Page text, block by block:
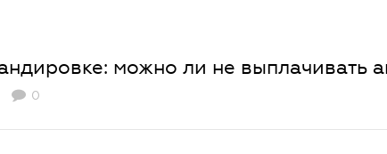
можно ли не выплачивать
0